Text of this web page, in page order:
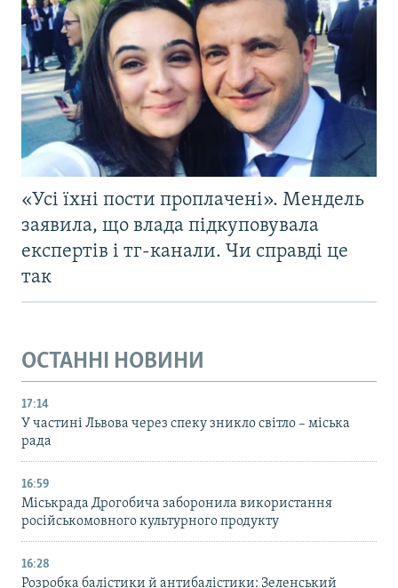
«Усі їхні пости проплачені». Мендель
заявила, що влада підкуповувала
експертів і тг-канали. Чи справді це
так
ОСТАННІ НОВИНИ
17:14
У частині Львова через спеку зникло світло – міська
рада
16:59
Міськрада Дрогобича заборонила використання
російськомовного культурного продукту
16:28
Розробка балістики й антибалістики: Зеленський